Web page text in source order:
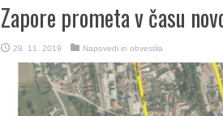
Zapore prometa v času
29. 11. 2019 Napovedi in obvestila